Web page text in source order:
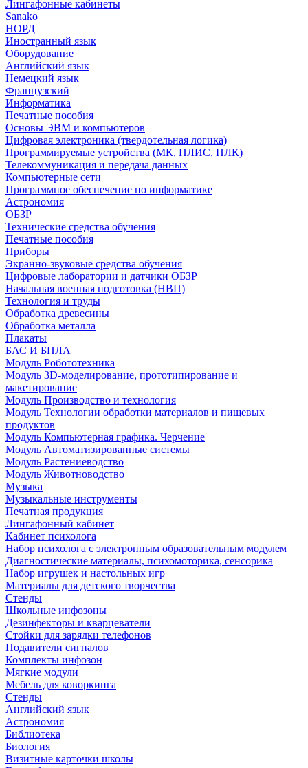
Лингафонные кабинеты
Sanako
НОРД
Иностранный язык
Оборудование
Английский язык
Немецкий язык
Французский
Информатика
Печатные пособия
Основы ЭВМ и компьютеров
Цифровая электроника (твердотельная логика)
Программируемые устройства (МК, ПЛИС, ПЛК)
Телекоммуникация и передача данных
Компьютерные сети
Программное обеспечение по информатике
Астрономия
ОБЗР
Технические средства обучения
Печатные пособия
Приборы
Экранно-звуковые средства обучения
Цифровые лаборатории и датчики ОБЗР
Начальная военная подготовка (НВП)
Технология и труды
Обработка древесины
Обработка металла
Плакаты
БАС И БПЛА
Модуль Робототехника
Модуль 3D-моделирование, прототипирование и
макетирование
Модуль Производство и технология
Модуль Технологии обработки материалов и пищевых
продуктов
Модуль Компьютерная графика. Черчение
Модуль Автоматизированные системы
Модуль Растениеводство
Модуль Животноводство
Музыка
Музыкальные инструменты
Печатная продукция
Лингафонный кабинет
Кабинет психолога
Набор психолога с электронным образовательным модулем
Диагностические материалы, психомоторика, сенсорика
Набор игрушек и настольных игр
Материалы для детского творчества
Стенды
Школьные инфозоны
Дезинфекторы и кварцеватели
Стойки для зарядки телефонов
Подавители сигналов
Комплекты инфозон
Мягкие модули
Мебель для коворкинга
Стенды
Английский язык
Астрономия
Библиотека
Биология
Визитные карточки школы